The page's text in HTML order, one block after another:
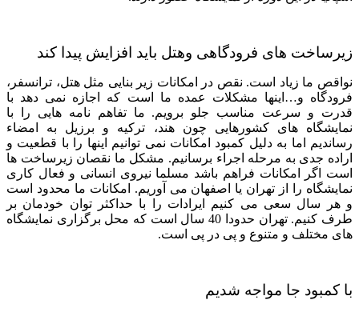
زیرساخت های فرودگاهی وهتل باید افزایش پیدا کند
نواقص ما زیاد است. نقص در امکانات زیر بنایی مثل هتل، ترانسفر،
فرودگاه و…اینها مشکلات عمده ما است که اجازه نمی دهد با
قدرت و سرعت مناسب جلو برویم. ما تفاهم نامه هایی را با
نمایشگاه های کشورهایی چون هند، ترکیه و برزیل به امضاء
رساندیم اما به دلیل کمبود امکانات نمی توانیم اینها را با قطعیت و
اراده جدی به مرحله اجراء برسانیم. مشکل ما نقصان زیرساخت ها
است اگر امکانات فراهم باشد مسلما نیروی انسانی و فعال کاری
نمایشگاه را از تهران یا اصفهان می آوریم. امکانات ما محدود است
و هر سال سعی می کنیم ایرادات را با حداکثر توان خودمان بر
طرف کنیم. تهران حدودا 40 سال است که محل برگزاری نمایشگاه
های مختلف و متنوع و پی در پی است.
با کمبود جا مواجه شدیم